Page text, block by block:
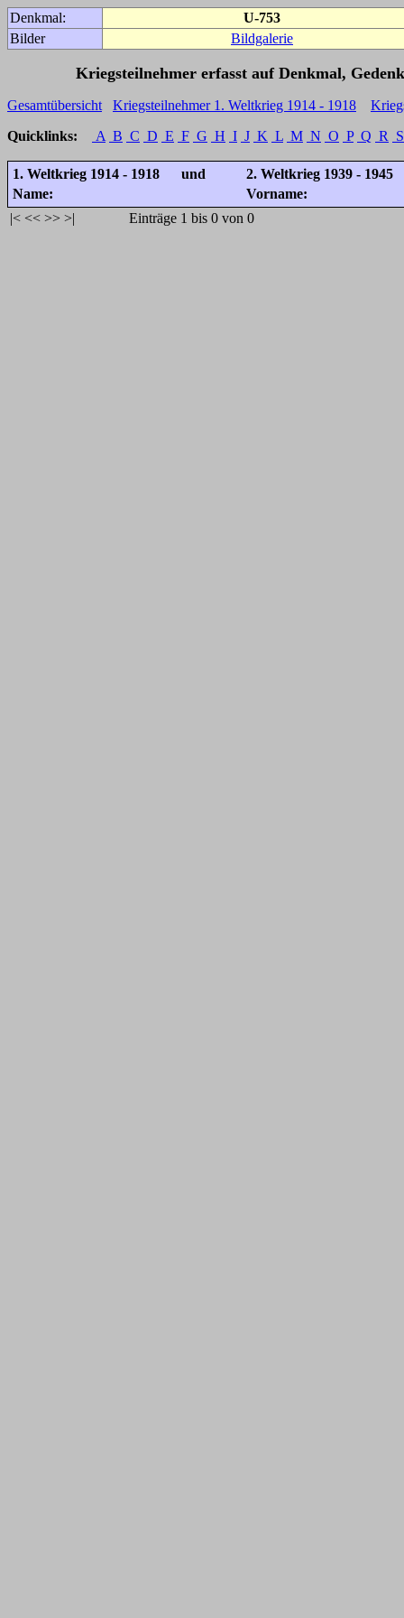
Denkmal:
U-753
Bilder
Bildgalerie
Kriegsteilnehmer erfasst auf Denkmal,
Gesamtübersicht Kriegsteilnehmer 1. Weltkrieg 1914 - 1918
Quicklinks:
A B C D E F G H I J K L M N O P Q R S
1. Weltkrieg 1914 - 1918 und
2. Weltkrieg 1939 - 1945
Name:
Vorname:
|< << >> >| Einträge 1 bis 0 von 0